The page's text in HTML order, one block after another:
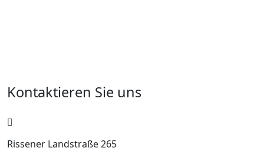
Kontaktieren Sie uns
Rissener Landstraße 265